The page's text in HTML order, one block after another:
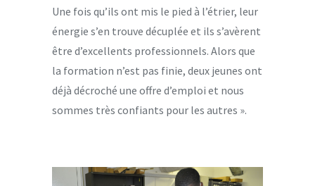
Une fois qu’ils ont mis le pied à l’étrier, leur
énergie s’en trouve décuplée et ils s’avèrent
être d’excellents professionnels. Alors que
la formation n’est pas finie, deux jeunes ont
déjà décroché une offre d’emploi et nous
sommes très confiants pour les autres ».